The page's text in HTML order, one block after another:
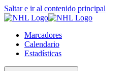
Saltar e ir al contenido principal
Marcadores
Calendario
Estadísticas